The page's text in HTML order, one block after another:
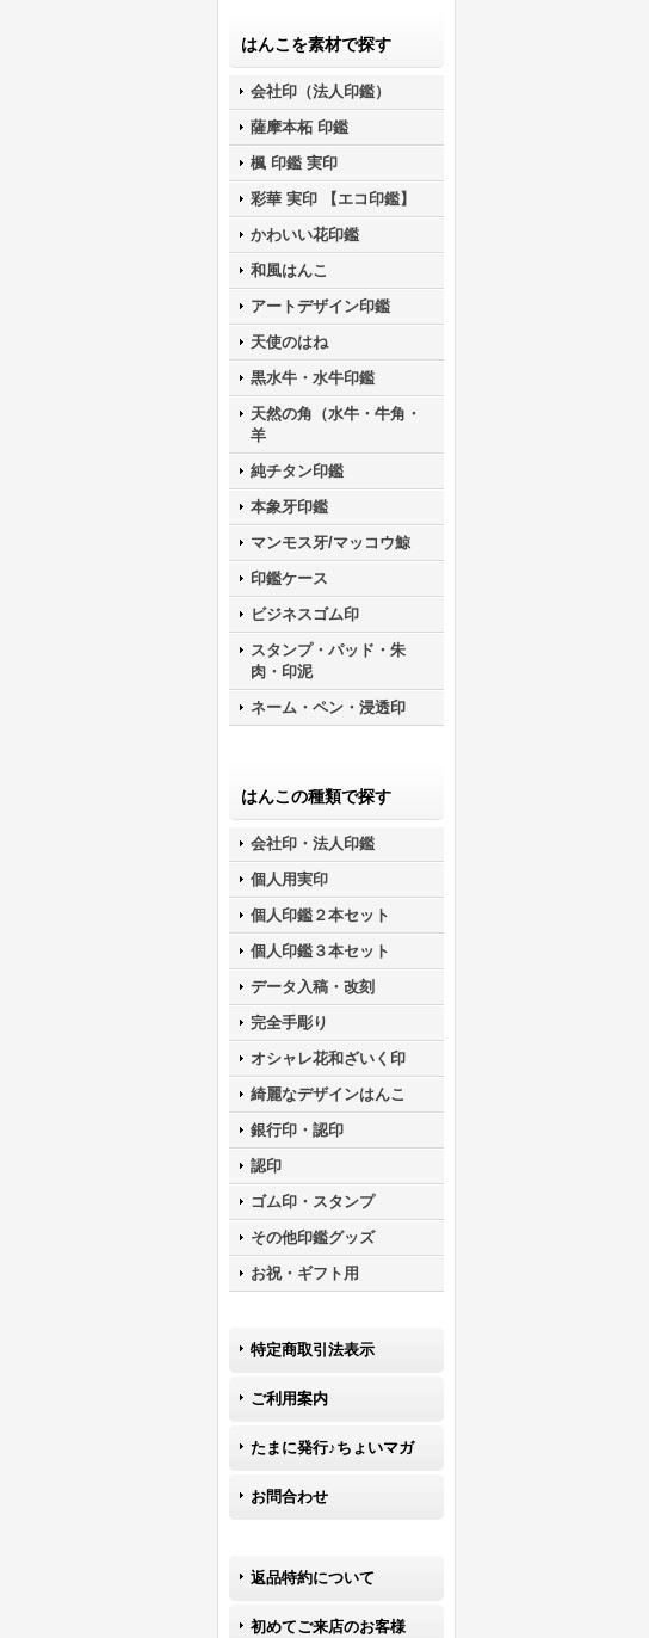
はんこを素材で探す
会社印（法人印鑑）
薩摩本柘 印鑑
楓 印鑑 実印
彩華 実印 【エコ印鑑】
かわいい花印鑑
和風はんこ
アートデザイン印鑑
天使のはね
黒水牛・水牛印鑑
天然の角（水牛・牛角・
羊
純チタン印鑑
本象牙印鑑
マンモス牙/マッコウ鯨
印鑑ケース
ビジネスゴム印
スタンプ・パッド・朱
肉・印泥
ネーム・ペン・浸透印
はんこの種類で探す
会社印・法人印鑑
個人用実印
個人印鑑２本セット
個人印鑑３本セット
データ入稿・改刻
完全手彫り
オシャレ花和ざいく印
綺麗なデザインはんこ
銀行印・認印
認印
ゴム印・スタンプ
その他印鑑グッズ
お祝・ギフト用
特定商取引法表示
ご利用案内
たまに発行♪ちょいマガ
お問合わせ
返品特約について
初めてご来店のお客様